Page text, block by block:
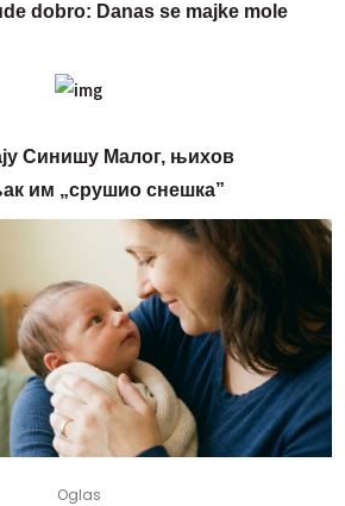
dobro: Danas se majke mole
Синишу Малог, њихов
им „срушио снешка”